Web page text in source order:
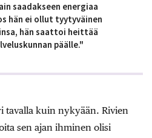
saadakseen energiaa
hän ei ollut tyytyväinen
hän saattoi heittää
päälle."
tavalla kuin nykyään. Rivien
sen ajan ihminen olisi